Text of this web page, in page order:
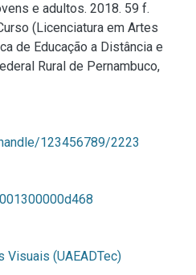
e adultos. 2018. 59 f.
(Licenciatura em Artes
de Educação a Distância e
Rural de Pernambuco,
123456789/2223
Visuais (UAEADTec)